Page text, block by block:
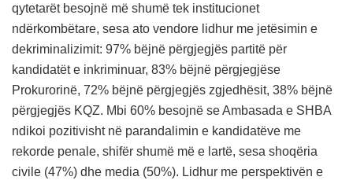
qytetarët besojnë më shumë tek institucionet
ndërkombëtare, sesa ato vendore lidhur me jetësimin e
dekriminalizimit: 97% bëjnë përgjegjës partitë për
kandidatët e inkriminuar, 83% bëjnë përgjegjëse
Prokurorinë, 72% bëjnë përgjegjës zgjedhësit, 38% bëjnë
përgjegjës KQZ. Mbi 60% besojnë se Ambasada e SHBA
ndikoi pozitivisht në parandalimin e kandidatëve me
rekorde penale, shifër shumë më e lartë, sesa shoqëria
civile (47%) dhe media (50%). Lidhur me perspektivën e